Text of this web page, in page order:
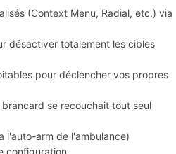
(Context Menu, Radial, etc.) via
désactiver totalement les cibles
pour déclencher vos propres
se recouchait tout seul
l'auto-arm de l'ambulance)
configuration.